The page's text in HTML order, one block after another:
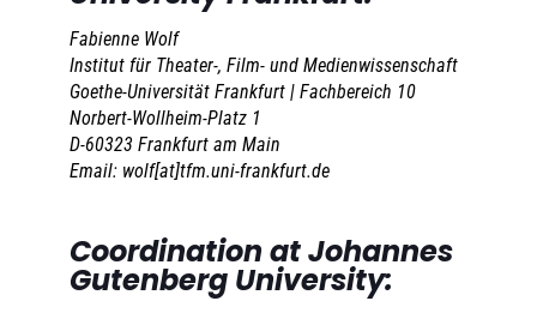
Fabienne Wolf
Institut für Theater-, Film- und Medienwissenschaft
Goethe-Universität Frankfurt | Fachbereich 10
Norbert-Wollheim-Platz 1
D-60323 Frankfurt am Main
Email: wolf[at]tfm.uni-frankfurt.de
Coordination at Johannes
Gutenberg University: